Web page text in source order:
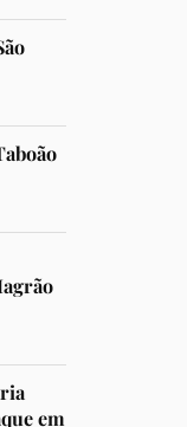
em